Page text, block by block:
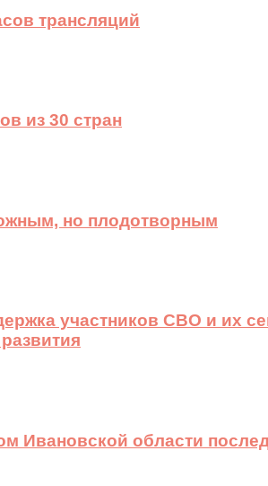
трансляций
из 30 стран
но плодотворным
участников СВО и их
Ивановской области